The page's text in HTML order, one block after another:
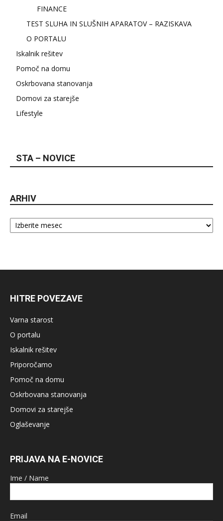
FINANCE
TEST SLUHA IN SLUŠNIH APARATOV – RAZISKAVA
O PORTALU
Iskalnik rešitev
Pomoč na domu
Oskrbovana stanovanja
Domovi za starejše
Lifestyle
STA – NOVICE
ARHIV
Arhiv
HITRE POVEZAVE
Varna starost
O portalu
Iskalnik rešitev
Priporočamo
Pomoč na domu
Oskrbovana stanovanja
Domovi za starejše
Oglaševanje
PRIJAVA NA E-NOVICE
Ime / Name
Email